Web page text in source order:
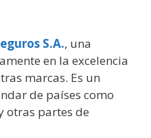
S.A., una
en la excelencia
marcas. Es un
de países como
otras partes de